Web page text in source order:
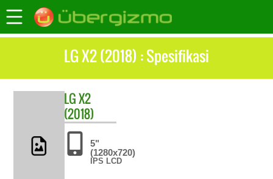
LG X2 (2018) : Spesifikasi
LGX2
(2018)
5"
(1280x720)
IPS LCD